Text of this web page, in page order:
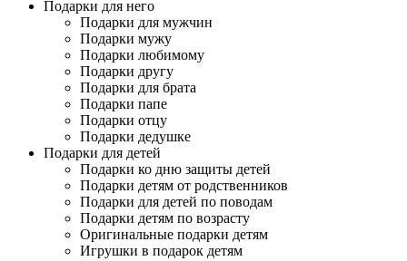
Подарки для него
Подарки для мужчин
Подарки мужу
Подарки любимому
Подарки другу
Подарки для брата
Подарки папе
Подарки отцу
Подарки дедушке
Подарки для детей
Подарки ко дню защиты детей
Подарки детям от родственников
Подарки для детей по поводам
Подарки детям по возрасту
Оригинальные подарки детям
Игрушки в подарок детям